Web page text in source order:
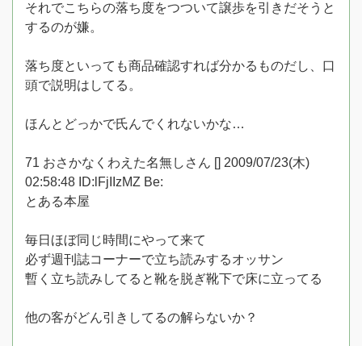
それでこちらの落ち度をつついて譲歩を引きだそうと
するのが嫌。
落ち度といっても商品確認すれば分かるものだし、口
頭で説明はしてる。
ほんとどっかで氏んでくれないかな…
71 おさかなくわえた名無しさん [] 2009/07/23(木)
02:58:48 ID:lFjIIzMZ Be:
とある本屋
毎日ほぼ同じ時間にやって来て
必ず週刊誌コーナーで立ち読みするオッサン
暫く立ち読みしてると靴を脱ぎ靴下で床に立ってる
他の客がどん引きしてるの解らないか？